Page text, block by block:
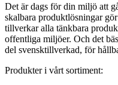
Det är dags för din miljö att
skalbara produktlösningar
tillverkar alla tänkbara
offentliga miljöer. Och det
del svensktillverkad, för
Produkter i vårt sortiment: